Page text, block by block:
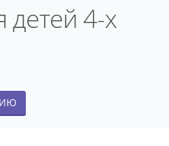
детей 4-х